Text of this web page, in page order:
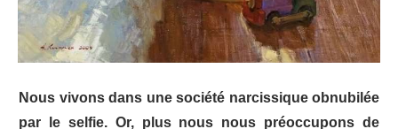
Nous vivons dans une société narcissique obnubilée
par le selfie. Or, plus nous nous préoccupons de